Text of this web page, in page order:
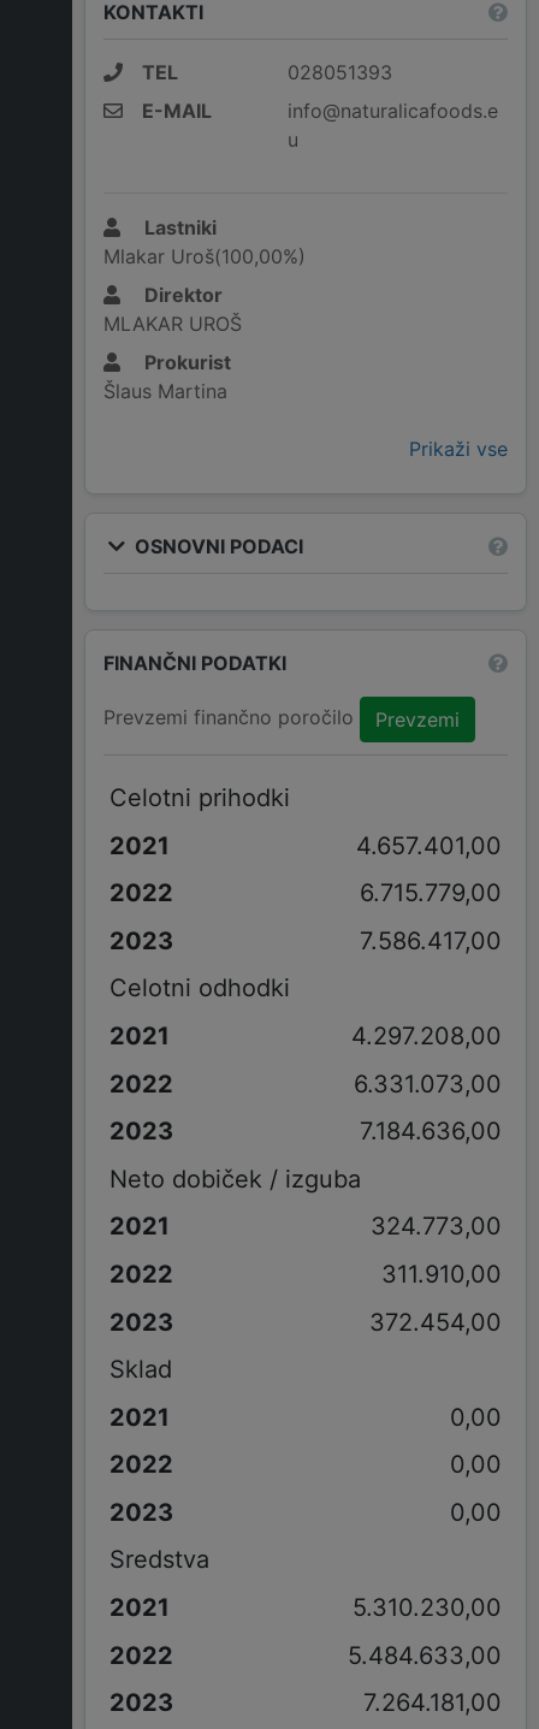
KONTAKTI
TEL
028051393
E-MAIL
info@naturalicafoods.e
u
Lastniki
Mlakar Uroš(100,00%)
Direktor
MLAKAR UROŠ
Prokurist
Šlaus Martina
Prikaži vse
OSNOVNI PODACI
FINANČNI PODATKI
Prevzemi finančno poročilo Prevzemi
Celotni prihodki
4.657.401,00
6.715.779,00
7.586.417,00
Celotni odhodki
4.297.208,00
6.331.073,00
7.184.636,00
Neto dobiček / izguba
324.773,00
311.910,00
372.454,00
Sklad
0,00
0,00
0,00
Sredstva
5.310.230,00
5.484.633,00
7.264.181,00